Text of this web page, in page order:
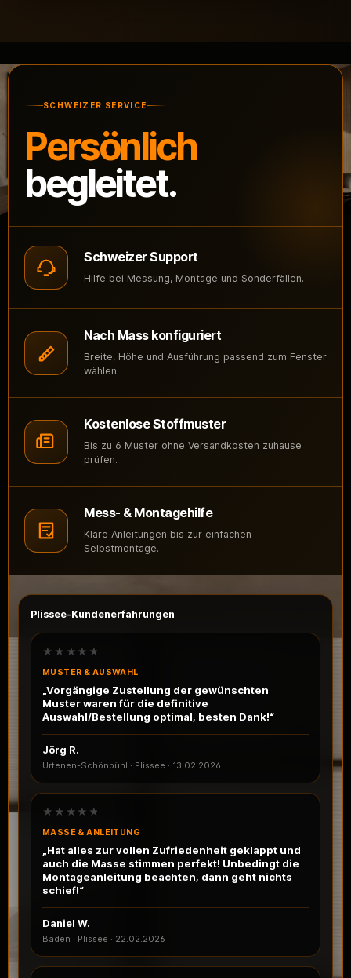
SCHWEIZER SERVICE
Persönlich
begleitet.
Schweizer Support
Hilfe bei Messung, Montage und Sonderfällen.
Nach Mass konfiguriert
Breite, Höhe und Ausführung passend zum Fenster
wählen.
Kostenlose Stoffmuster
Bis zu 6 Muster ohne Versandkosten zuhause
prüfen.
Mess- & Montagehilfe
Klare Anleitungen bis zur einfachen
Selbstmontage.
Plissee-Kundenerfahrungen
★★★★★
MUSTER & AUSWAHL
„Vorgängige Zustellung der gewünschten
Muster waren für die definitive
Auswahl/Bestellung optimal, besten Dank!“
Jörg R.
Urtenen-Schönbühl · Plissee · 13.02.2026
★★★★★
MASSE & ANLEITUNG
„Hat alles zur vollen Zufriedenheit geklappt und
auch die Masse stimmen perfekt! Unbedingt die
Montageanleitung beachten, dann geht nichts
schief!“
Daniel W.
Baden · Plissee · 22.02.2026